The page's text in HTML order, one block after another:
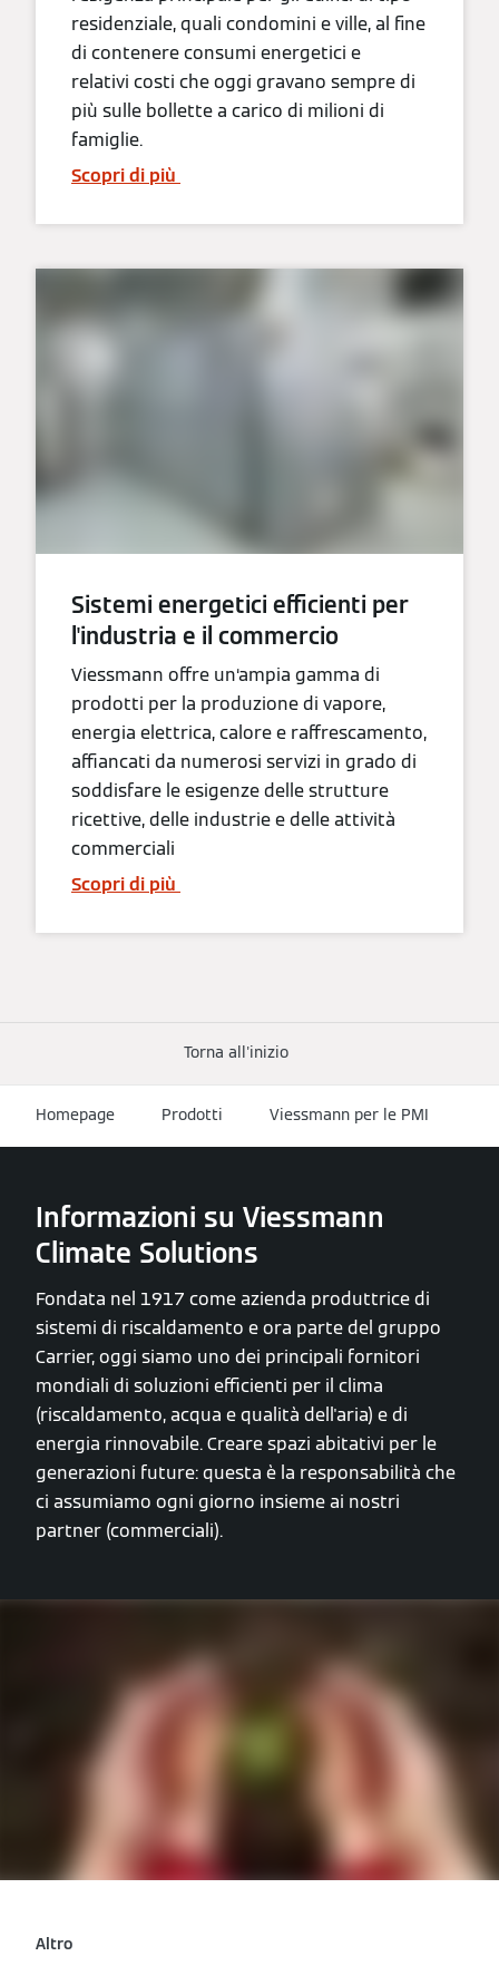
residenziale, quali condomini e ville, al fine
di contenere consumi energetici e
relativi costi che oggi gravano sempre di
più sulle bollette a carico di milioni di
famiglie.
Scopri di più
Sistemi energetici efficienti per
l'industria e il commercio
Viessmann offre un‘ampia gamma di
prodotti per la produzione di vapore,
energia elettrica, calore e raffrescamento,
affiancati da numerosi servizi in grado di
soddisfare le esigenze delle strutture
ricettive, delle industrie e delle attività
commerciali
Scopri di più
Torna all'inizio
Homepage Prodotti Viessmann per le PMI
Informazioni su Viessmann
Climate Solutions
Fondata nel 1917 come azienda produttrice di
sistemi di riscaldamento e ora parte del gruppo
Carrier, oggi siamo uno dei principali fornitori
mondiali di soluzioni efficienti per il clima
(riscaldamento, acqua e qualità dell'aria) e di
energia rinnovabile. Creare spazi abitativi per le
generazioni future: questa è la responsabilità che
ci assumiamo ogni giorno insieme ai nostri
partner (commerciali).
Altro